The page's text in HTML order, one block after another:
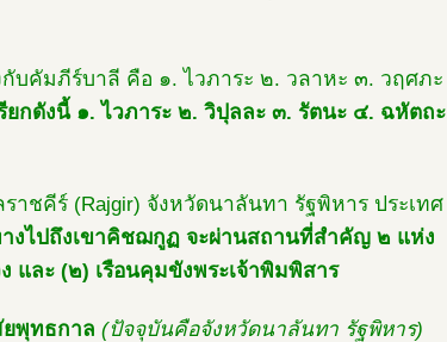
บคัมภีร์บาลี คือ ๑. ไวภาระ ๒. วลาหะ ๓. วฤศภะ
ยกดังนี้ ๑. ไวภาระ ๒. วิปุลละ ๓. รัตนะ ๔. ฉหัตถะ
ชคีร์ (Rajgir) จังหวัดนาลันทา รัฐพิหาร ประเทศ
งไปถึงเขาคิชฌกูฏ จะผ่านสถานที่สำคัญ ๒ แห่ง
และ (๒) เรือนคุมขังพระเจ้าพิมพิสาร
พุทธกาล (ปัจจุบันคือจังหวัดนาลันทา รัฐพิหาร)